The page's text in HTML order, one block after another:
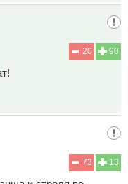
90
20
13
73